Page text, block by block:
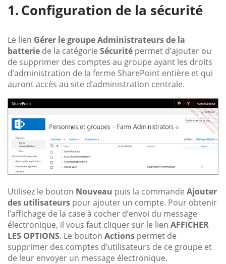
Configuration de la sécurité
Le lien Gérer le groupe Administrateurs de la
batterie de la catégorie Sécurité permet d’ajouter ou
de supprimer des comptes au groupe ayant les droits
d’administration de la ferme SharePoint entière et qui
auront accès au site d’administration centrale.
Utilisez le bouton Nouveau puis la commande Ajouter
des utilisateurs pour ajouter un compte. Pour obtenir
l’affichage de la case à cocher d’envoi du message
électronique, il vous faut cliquer sur le lien AFFICHER
LES OPTIONS. Le bouton Actions permet de
supprimer des comptes d’utilisateurs de ce groupe et
de leur envoyer un message électronique.